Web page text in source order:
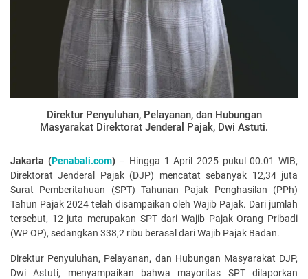
Direktur Penyuluhan, Pelayanan, dan Hubungan
Masyarakat Direktorat Jenderal Pajak, Dwi Astuti.
Jakarta (Penabali.com)– Hingga 1 April 2025 pukul 00.01 WIB,
Direktorat Jenderal Pajak (DJP) mencatat sebanyak 12,34 juta
Surat Pemberitahuan (SPT) Tahunan Pajak Penghasilan (PPh)
Tahun Pajak 2024 telah disampaikan oleh Wajib Pajak. Dari jumlah
tersebut, 12 juta merupakan SPT dari Wajib Pajak Orang Pribadi
(WP OP), sedangkan 338,2 ribu berasal dari Wajib Pajak Badan.
Direktur Penyuluhan, Pelayanan, dan Hubungan Masyarakat DJP,
Dwi Astuti, menyampaikan bahwa mayoritas SPT dilaporkan